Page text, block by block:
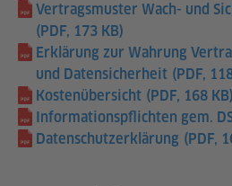
Vertragsmuster Wach- und
(PDF, 173 KB)
Erklärung zur Wahrung
und Datensicherheit (PDF,
Kostenübersicht (PDF, 168 KB)
Informationspflichten gem.
Datenschutzerklärung (PDF,